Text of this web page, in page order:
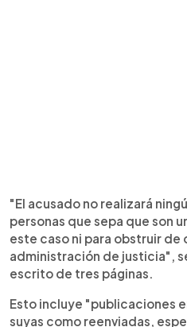
"El acusado no realizará
personas que sepa que son
este caso ni para obstruir de
administración de justicia",
escrito de tres páginas.
Esto incluye "publicaciones
suyas como reenviadas,